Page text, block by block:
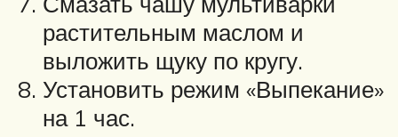
растительным маслом и
выложить щуку по кругу.
Установить режим «Выпекание»
на 1 час.